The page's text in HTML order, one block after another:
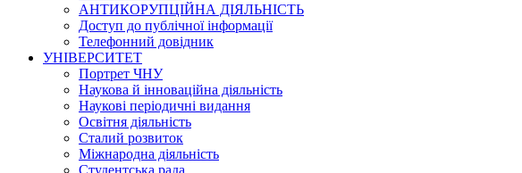
АНТИКОРУПЦІЙНА ДІЯЛЬНІСТЬ
Доступ до публічної інформації
Телефонний довідник
УНІВЕРСИТЕТ
Портрет ЧНУ
Наукова й інноваційна діяльність
Наукові періодичні видання
Освітня діяльність
Сталий розвиток
Міжнародна діяльність